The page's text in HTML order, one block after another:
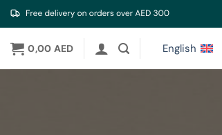
English
0,00 AED